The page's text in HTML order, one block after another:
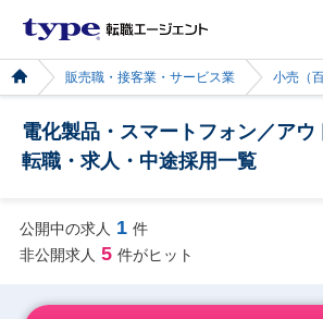
販売職・接客業・サービス業 小売（
電化製品・スマートフォン／アウ
転職・求人・中途採用一覧
公開中の求人 1 件
非公開求人 5 件がヒット